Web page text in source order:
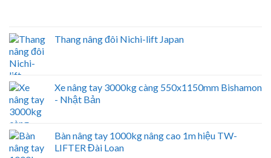
Thang nâng đôi Nichi-lift Japan
Xe nâng tay 3000kg càng 550x1150mm Bishamon
- Nhật Bản
Bàn nâng tay 1000kg nâng cao 1m hiệu TW-
LIFTER Đài Loan